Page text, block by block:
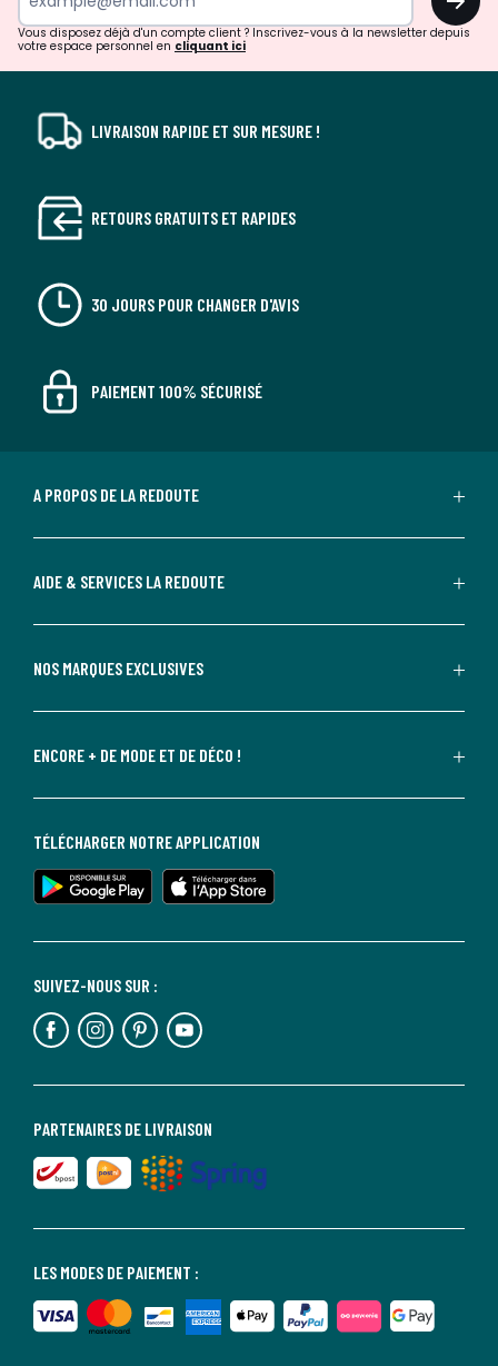
Vous disposez déjà d'un compte client ? Inscrivez-vous à la newsletter depuis
votre espace personnel en cliquant ici
LIVRAISON RAPIDE ET SUR MESURE !
RETOURS GRATUITS ET RAPIDES
30 JOURS POUR CHANGER D'AVIS
PAIEMENT 100% SÉCURISÉ
A PROPOS DE LA REDOUTE
AIDE & SERVICES LA REDOUTE
NOS MARQUES EXCLUSIVES
ENCORE + DE MODE ET DE DÉCO !
LES MODES DE PAIEMENT :
PARTENAIRES DE LIVRAISON
SUIVEZ-NOUS SUR :
TÉLÉCHARGER NOTRE APPLICATION